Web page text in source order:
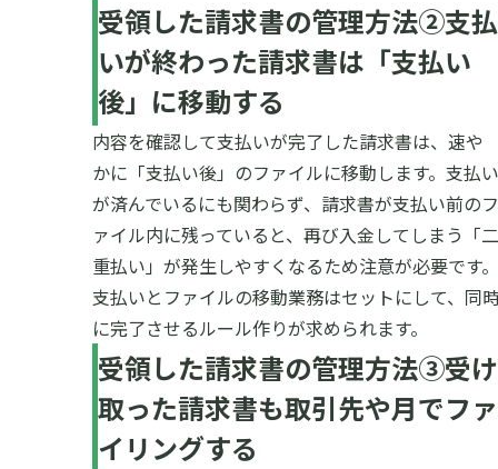
受領した請求書の管理方法②支払
いが終わった請求書は「支払い
後」に移動する
内容を確認して支払いが完了した請求書は、速や
かに「支払い後」のファイルに移動します。支払い
が済んでいるにも関わらず、請求書が支払い前のフ
ァイル内に残っていると、再び入金してしまう「二
重払い」が発生しやすくなるため注意が必要です。
支払いとファイルの移動業務はセットにして、同
に完了させるルール作りが求められます。
受領した請求書の管理方法③受け
取った請求書も取引先や月でファ
イリングする